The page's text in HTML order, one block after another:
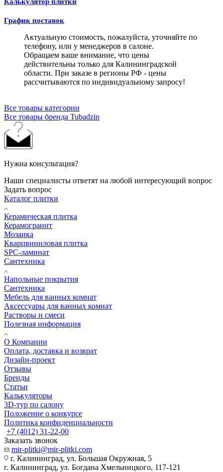
График поставок
Актуальную стоимость, пожалуйста, уточняйте по
телефону, или у менеджеров в салоне.
Обращаем ваше внимание, что цены
действительны только для Калининградской
области. При заказе в регионы РФ - цены
рассчитываются по индивидуальному запросу!
Все товары категории
Все товары бренда Tubadzin
Нужна консультация?
Наши специалисты ответят на любой интересующий вопрос
Задать вопрос
Каталог плитки
Керамическая плитка
Керамогранит
Мозаика
Кварцвиниловая плитка
SPC-ламинат
Сантехника
Напольные покрытия
Сантехника
Мебель для ванных комнат
Аксессуары для ванных комнат
Растворы и смеси
Полезная информация
О Компании
Оплата, доставка и возврат
Дизайн-проект
Отзывы
Бренды
Статьи
Калькуляторы
3D-тур по салону
Положение о конкурсе
Политика конфиденциальности
+7 (4012) 31-22-00
Заказать звонок
mir-plitki@mir-plitki.com
г. Калининград, ул. Большая Окружная, 5
г. Калининград, ул. Богдана Хмельницкого, 117-121